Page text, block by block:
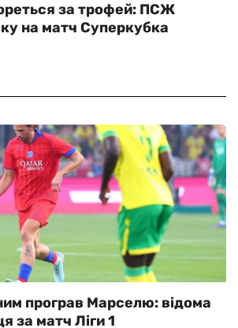
за трофей: ПСЖ
на матч Суперкубка
програв Марселю: відома
за матч Ліги 1